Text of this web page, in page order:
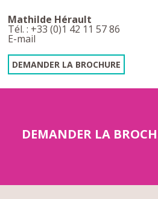
Mathilde Hérault
Tél. : +33 (0)1 42 11 57 86
E-mail
DEMANDER LA BROCHURE
DEMANDER LA